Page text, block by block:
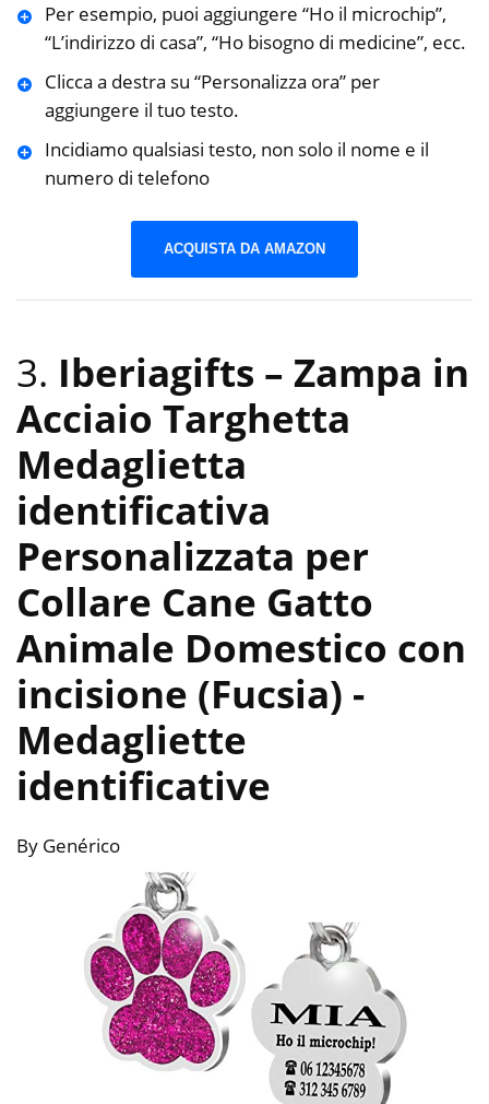
Per esempio, puoi aggiungere “Ho il microchip”,
“L’indirizzo di casa”, “Ho bisogno di medicine”, ecc.
Clicca a destra su “Personalizza ora” per
aggiungere il tuo testo.
Incidiamo qualsiasi testo, non solo il nome e il
numero di telefono
ACQUISTA DA AMAZON
3. Iberiagifts – Zampa in
Acciaio Targhetta
Medaglietta
identificativa
Personalizzata per
Collare Cane Gatto
Animale Domestico con
incisione (Fucsia) -
Medagliette
identificative
By Genérico